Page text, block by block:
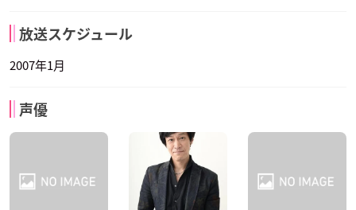
放送スケジュール
2007年1月
声優